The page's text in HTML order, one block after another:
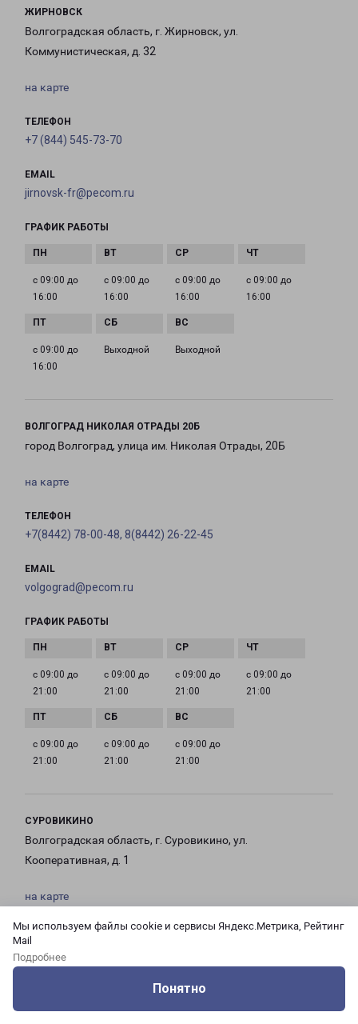
Мы используем файлы cookie и сервисы Яндекс.Метрика, Рейтинг
Mail
Подробнее
Понятно
ЖИРНОВСК
Волгоградская область, г. Жирновск, ул.
Коммунистическая, д. 32
на карте
ТЕЛЕФОН
+7 (844) 545-73-70
EMAIL
jirnovsk-fr@pecom.ru
ГРАФИК РАБОТЫ
с 09:00 до
16:00
с 09:00 до
16:00
с 09:00 до
16:00
с 09:00 до
16:00
с 09:00 до
16:00
Выходной Выходной
ВОЛГОГРАД НИКОЛАЯ ОТРАДЫ 20Б
город Волгоград, улица им. Николая Отрады, 20Б
на карте
ТЕЛЕФОН
+7(8442) 78-00-48, 8(8442) 26-22-45
EMAIL
volgograd@pecom.ru
ГРАФИК РАБОТЫ
с 09:00 до
21:00
с 09:00 до
21:00
с 09:00 до
21:00
с 09:00 до
21:00
с 09:00 до
21:00
с 09:00 до
21:00
с 09:00 до
21:00
СУРОВИКИНО
Волгоградская область, г. Суровикино, ул.
Кооперативная, д. 1
на карте
ТЕЛЕФОН